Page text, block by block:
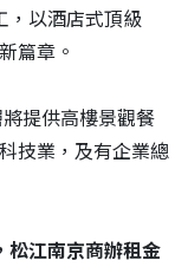
，以酒店式頂級
篇章。
提供高樓景觀餐
技業，及有企業總
松江南京商辦租金